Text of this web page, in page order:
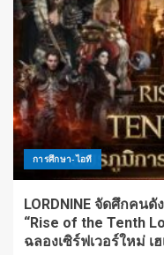
การศึกษา-ไอที
LORDNINE จัดศึกคน
“Rise of the Tenth
ฉลองเซิร์ฟเวอร์ใหม่ เ